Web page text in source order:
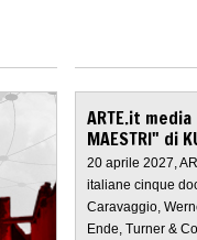
ARTE.it
MAESTRI" di
20 aprile 2027,
italiane cinque
Caravaggio,
Ende, Turner &